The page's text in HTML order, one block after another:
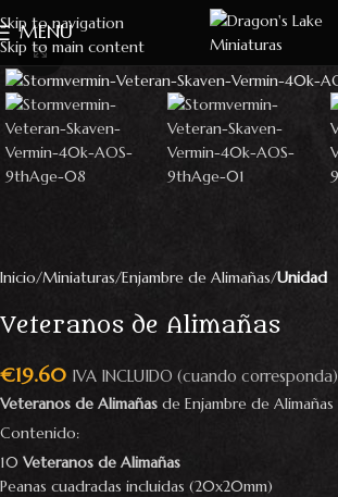
Skip to navigation
Skip to main content
MENU
Click to enlarge
Inicio Miniaturas Enjambre de Alimañas Unidad
Veteranos de Alimañas
€19.60 IVA INCLUIDO (cuando corresponda)
Veteranos de Alimañas de Enjambre de Alimañas
Contenido:
10 Veteranos de Alimañas
Peanas cuadradas incluidas (20x20mm)